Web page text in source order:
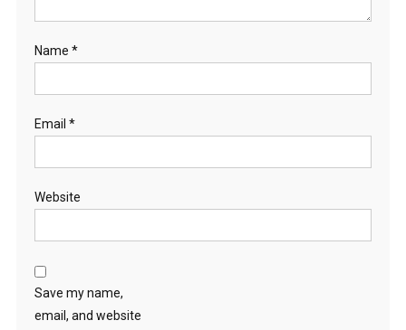
Name *
Email *
Website
Save my name,
email, and website